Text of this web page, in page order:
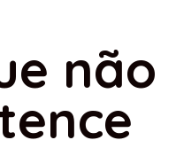
não